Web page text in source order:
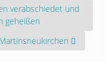
Ministranten
verabschiedet und
geheißen
Landjugend